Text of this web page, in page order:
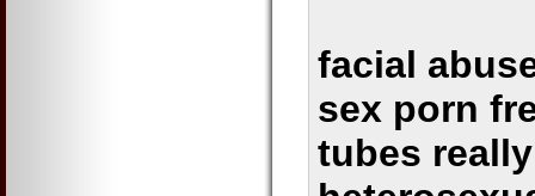
facial
sex porn
tubes